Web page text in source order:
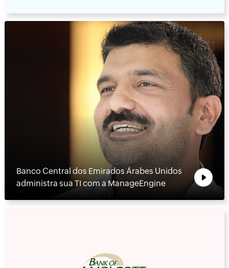
Banco Central dos Emirados Árabes Unidos
administra sua TI com a ManageEngine